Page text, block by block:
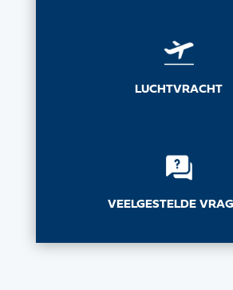
LUCHTVRACHT
VEELGESTELDE